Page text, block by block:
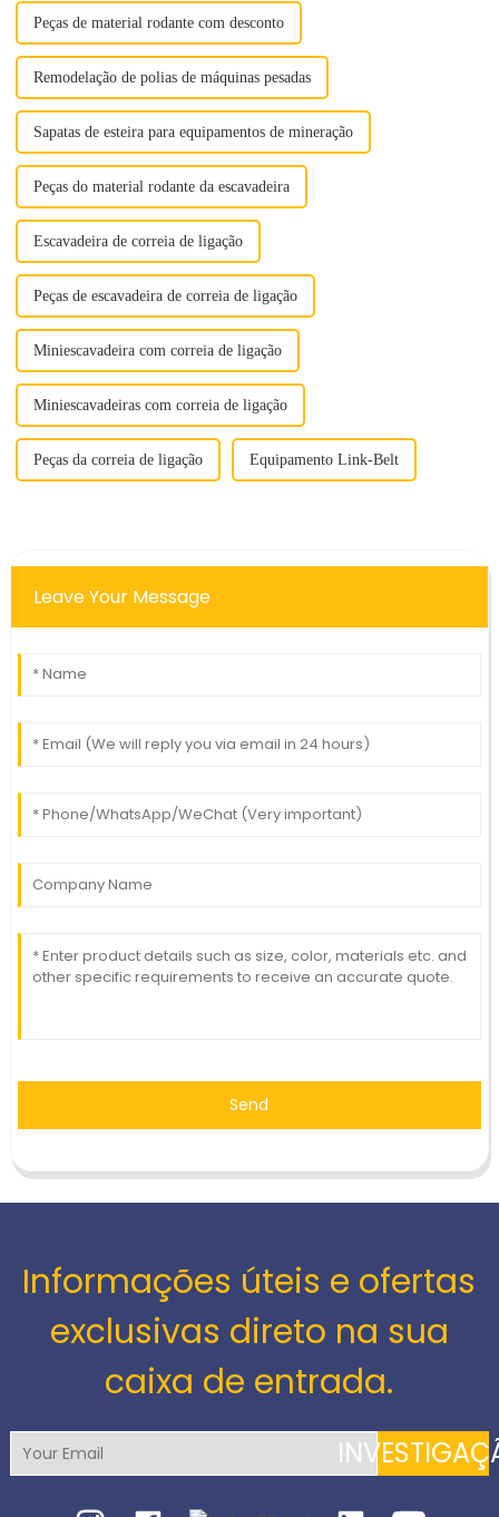
Peças de material rodante com desconto
Remodelação de polias de máquinas pesadas
Sapatas de esteira para equipamentos de mineração
Peças do material rodante da escavadeira
Escavadeira de correia de ligação
Peças de escavadeira de correia de ligação
Miniescavadeira com correia de ligação
Miniescavadeiras com correia de ligação
Peças da correia de ligação Equipamento Link-Belt
Leave Your Message
Send
Informações úteis e ofertas
exclusivas direto na sua
caixa de entrada.